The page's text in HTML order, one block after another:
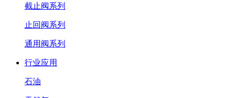
截止阀系列
止回阀系列
通用阀系列
行业应用
石油